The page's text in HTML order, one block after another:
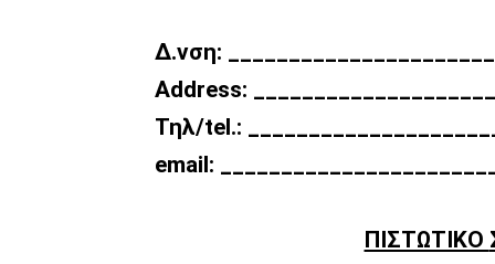
Δ.νση: ______________________
Address: ____________________
Τηλ/tel.:
email:
ΠΙΣΤΩΤΙΚΟ